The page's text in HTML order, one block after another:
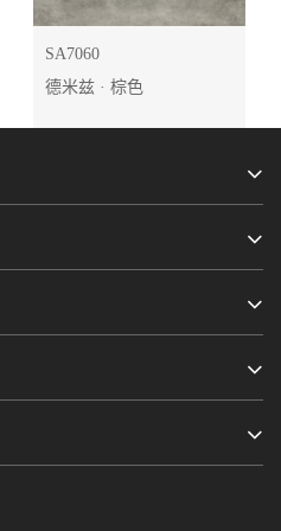
SA7060
德米兹 · 棕色